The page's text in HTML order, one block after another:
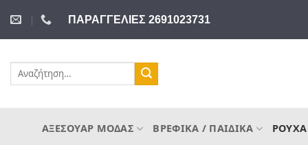
στο
περιεχόμενο
ΠΑΡΑΓΓΕΛΙΕΣ 2691023731
Αναζήτηση
ΑΞΕΣΟΥΆΡ ΜΌΔΑΣ ΒΡΕΦΙΚΆ / ΠΑΙΔΙΚΆ